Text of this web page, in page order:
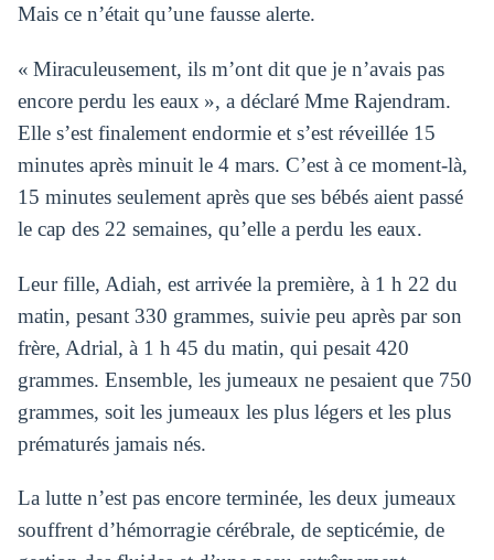
Mais ce n’était qu’une fausse alerte.
« Miraculeusement, ils m’ont dit que je n’avais pas
encore perdu les eaux », a déclaré Mme Rajendram.
Elle s’est finalement endormie et s’est réveillée 15
minutes après minuit le 4 mars. C’est à ce moment-là,
15 minutes seulement après que ses bébés aient passé
le cap des 22 semaines, qu’elle a perdu les eaux.
Leur fille, Adiah, est arrivée la première, à 1 h 22 du
matin, pesant 330 grammes, suivie peu après par son
frère, Adrial, à 1 h 45 du matin, qui pesait 420
grammes. Ensemble, les jumeaux ne pesaient que 750
grammes, soit les jumeaux les plus légers et les plus
prématurés jamais nés.
La lutte n’est pas encore terminée, les deux jumeaux
souffrent d’hémorragie cérébrale, de septicémie, de